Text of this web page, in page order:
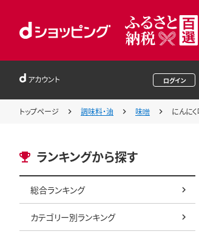
アカウント ログイン
トップページ 調味料・油 味噌 にんに
ランキングから探す
総合ランキング
カテゴリー別ランキング